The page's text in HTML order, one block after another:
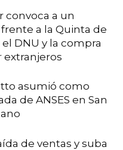
convoca a un
frente a la Quinta de
DNU y la compra
extranjeros
asumió como
de ANSES en San
de ventas y suba